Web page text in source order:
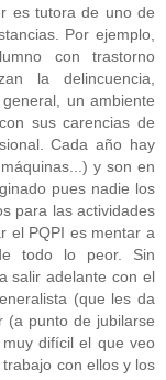
es tutora de uno de
Por ejemplo,
con trastorno
la delincuencia,
un ambiente
sus carencias de
Cada año hay
y son en
pues nadie los
para las actividades
el PQPI es mentar a
todo lo peor. Sin
salir adelante con el
(que les da
(a punto de jubilarse
difícil el que veo
con ellos y los